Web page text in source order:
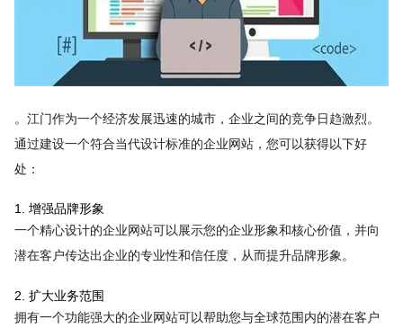
。江门作为一个经济发展迅速的城市，企业之间的竞争日趋激烈。
通过建设一个符合当代设计标准的企业网站，您可以获得以下好
处：
1. 增强品牌形象
一个精心设计的企业网站可以展示您的企业形象和核心价值，并向
潜在客户传达出企业的专业性和信任度，从而提升品牌形象。
2. 扩大业务范围
拥有一个功能强大的企业网站可以帮助您与全球范围内的潜在客户